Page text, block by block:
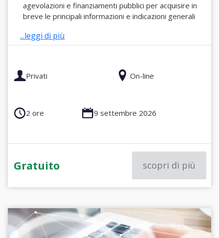
agevolazioni e finanziamenti pubblici per acquisire in
breve le principali informazioni e indicazioni generali
...leggi di più
Privati On-line
2 ore 9 settembre 2026
Gratuito scopri di più